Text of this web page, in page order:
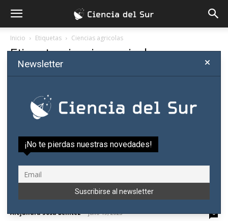
Inicio Etiquetas Ciencias agricolas
Etiqueta: ciencias agricolas
Agroecología: la ciencia de hacer a la
agricultura más sustentable
Alejandra Sosa Benítez - julio 19, 2023 0
Newsletter
¡No te pierdas nuestras novedades!